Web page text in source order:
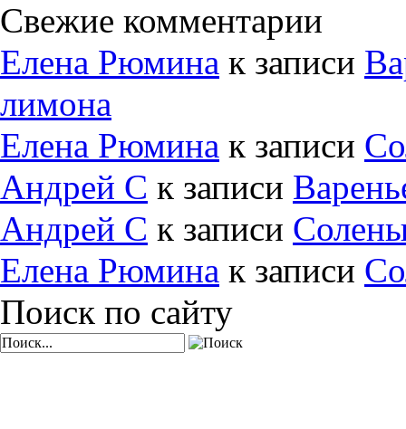
Свежие комментарии
Елена Рюмина к записи
лимона
Елена Рюмина к записи
Андрей С к записи
Андрей С к записи
Елена Рюмина к записи
Поиск по сайту